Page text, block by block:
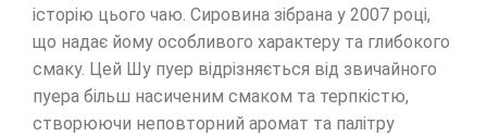
історію цього чаю. Сировина зібрана у 2007 році,
що надає йому особливого характеру та глибокого
смаку. Цей Шу пуер відрізняється від звичайного
пуера більш насиченим смаком та терпкістю,
створюючи неповторний аромат та палітру